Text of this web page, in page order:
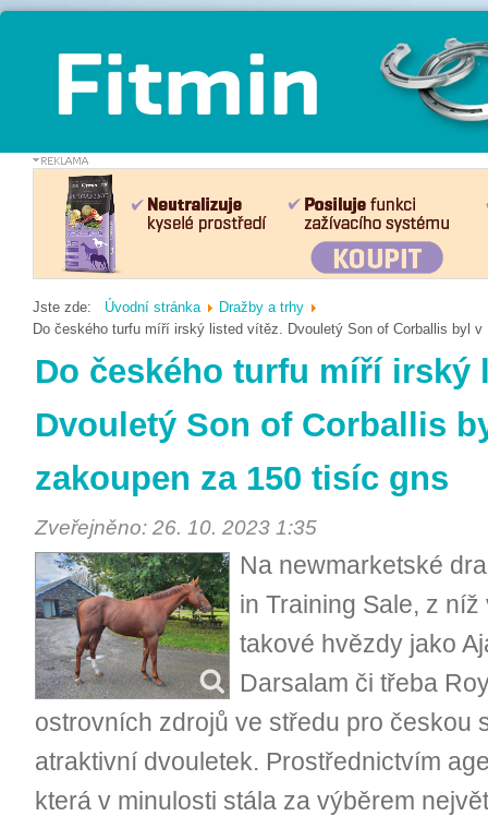
Jste zde: Úvodní stránka
Dražby a trhy
Do českého turfu míří irský listed vítěz. Dvouletý Son of Corballis byl
Do českého turfu míří irský
Dvouletý Son of Corballis
zakoupen za 150 tisíc gns
Zveřejněno: 26. 10. 2023 1:35
Na newmarketské
in Training Sale, z
takové hvězdy jako
Darsalam či třeba
ostrovních zdrojů ve středu pro českou
atraktivní dvouletek. Prostřednictvím
která v minulosti stála za výběrem